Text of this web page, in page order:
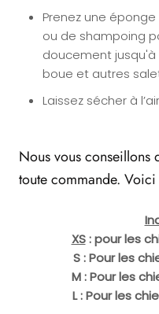
Prenez une
ou de shampoing
doucement
boue et autres
Laissez sécher à
Nous vous conseillons
toute commande.
XS: pour les
S : Pour les
M : Pour les
L : Pour les